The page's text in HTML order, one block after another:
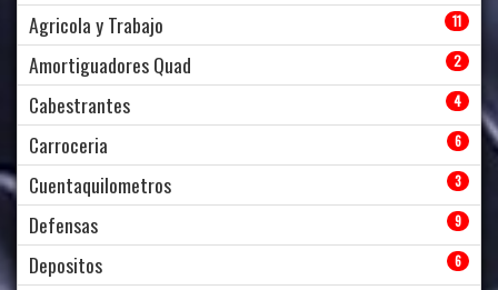
Agricola y Trabajo 11
Amortiguadores Quad 2
Cabestrantes 4
Carroceria 6
Cuentaquilometros 3
Defensas 9
Depositos 6